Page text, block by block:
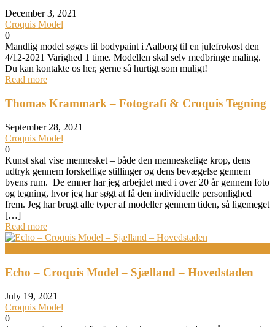
December 3, 2021
Croquis Model
0
Mandlig model søges til bodypaint i Aalborg til en julefrokost den
4/12-2021 Varighed 1 time. Modellen skal selv medbringe maling.
Du kan kontakte os her, gerne så hurtigt som muligt!
Read more
Thomas Krammark – Fotografi & Croquis Tegning
September 28, 2021
Croquis Model
0
Kunst skal vise mennesket – både den menneskelige krop, dens
udtryk gennem forskellige stillinger og dens bevægelse gennem
byens rum. De emner har jeg arbejdet med i over 20 år gennem foto
og tegning, hvor jeg har søgt at få den individuelle personlighed
frem. Jeg har brugt alle typer af modeller gennem tiden, så ligemeget
[…]
Read more
Echo – Croquis Model – Sjælland – Hovedstaden
July 19, 2021
Croquis Model
0